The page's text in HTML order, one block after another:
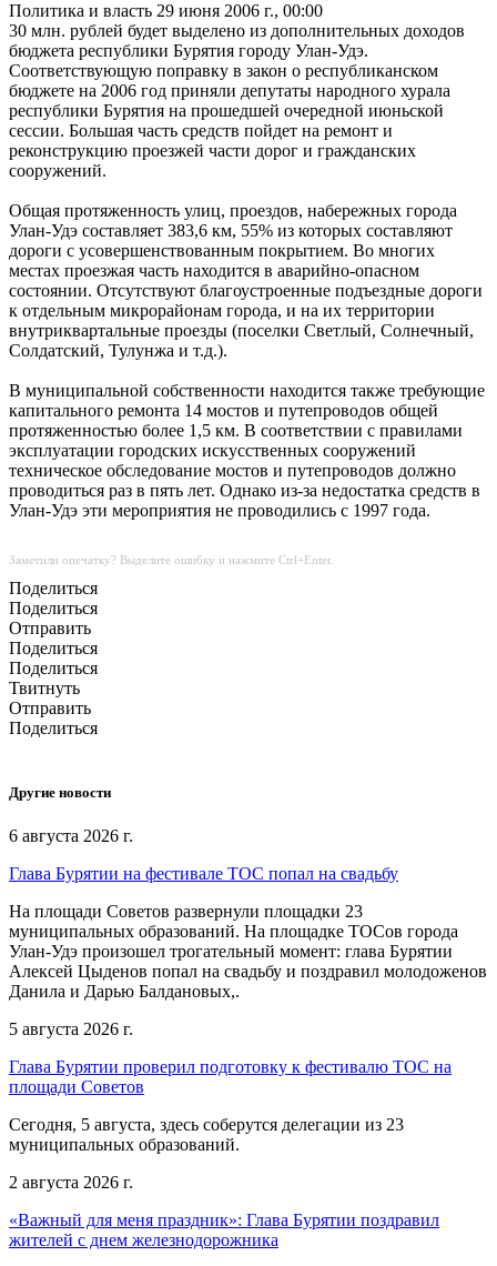
Политика и власть 29 июня 2006 г., 00:00
30 млн. рублей будет выделено из дополнительных доходов
бюджета республики Бурятия городу Улан-Удэ.
Соответствующую поправку в закон о республиканском
бюджете на 2006 год приняли депутаты народного хурала
республики Бурятия на прошедшей очередной июньской
сессии. Большая часть средств пойдет на ремонт и
реконструкцию проезжей части дорог и гражданских
сооружений.
Общая протяженность улиц, проездов, набережных города
Улан-Удэ составляет 383,6 км, 55% из которых составляют
дороги с усовершенствованным покрытием. Во многих
местах проезжая часть находится в аварийно-опасном
состоянии. Отсутствуют благоустроенные подъездные дороги
к отдельным микрорайонам города, и на их территории
внутриквартальные проезды (поселки Светлый, Солнечный,
Солдатский, Тулунжа и т.д.).
В муниципальной собственности находится также требующие
капитального ремонта 14 мостов и путепроводов общей
протяженностью более 1,5 км. В соответствии с правилами
эксплуатации городских искусственных сооружений
техническое обследование мостов и путепроводов должно
проводиться раз в пять лет. Однако из-за недостатка средств в
Улан-Удэ эти мероприятия не проводились с 1997 года.
Заметили опечатку? Выделите ошибку и нажмите Ctrl+Enter.
Поделиться
Поделиться
Отправить
Поделиться
Поделиться
Твитнуть
Отправить
Поделиться
Другие новости
6 августа 2026 г.
Глава Бурятии на фестивале ТОС попал на свадьбу
На площади Советов развернули площадки 23
муниципальных образований. На площадке ТОСов города
Улан-Удэ произошел трогательный момент: глава Бурятии
Алексей Цыденов попал на свадьбу и поздравил молодоженов
Данила и Дарью Балдановых,.
5 августа 2026 г.
Глава Бурятии проверил подготовку к фестивалю ТОС на
площади Советов
Сегодня, 5 августа, здесь соберутся делегации из 23
муниципальных образований.
2 августа 2026 г.
«Важный для меня праздник»: Глава Бурятии поздравил
жителей с днем железнодорожника